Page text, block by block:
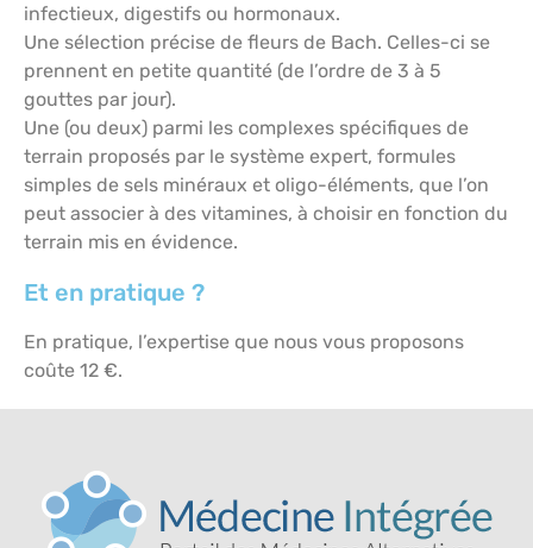
infectieux, digestifs ou hormonaux.
Une sélection précise de fleurs de Bach. Celles-ci se
prennent en petite quantité (de l’ordre de 3 à 5
gouttes par jour).
Une (ou deux) parmi les complexes spécifiques de
terrain proposés par le système expert, formules
simples de sels minéraux et oligo-éléments, que l’on
peut associer à des vitamines, à choisir en fonction du
terrain mis en évidence.
Et en pratique ?
En pratique, l’expertise que nous vous proposons
coûte 12 €.